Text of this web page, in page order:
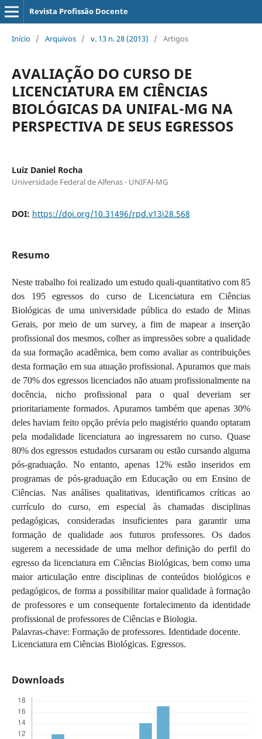
Revista Profissão Docente
Início / Arquivos / v. 13 n. 28 (2013) / Artigos
AVALIAÇÃO DO CURSO DE
LICENCIATURA EM CIÊNCIAS
BIOLÓGICAS DA UNIFAL-MG NA
PERSPECTIVA DE SEUS EGRESSOS
Luiz Daniel Rocha
Universidade Federal de Alfenas - UNIFAl-MG
DOI: https://doi.org/10.31496/rpd.v13i28.568
Resumo
Neste trabalho foi realizado um estudo quali-quantitativo com 85
dos 195 egressos do curso de Licenciatura em Ciências
Biológicas de uma universidade pública do estado de Minas
Gerais, por meio de um survey, a fim de mapear a inserção
profissional dos mesmos, colher as impressões sobre a qualidade
da sua formação acadêmica, bem como avaliar as contribuições
desta formação em sua atuação profissional. Apuramos que mais
de 70% dos egressos licenciados não atuam profissionalmente na
docência, nicho profissional para o qual deveriam ser
prioritariamente formados. Apuramos também que apenas 30%
deles haviam feito opção prévia pelo magistério quando optaram
pela modalidade licenciatura ao ingressarem no curso. Quase
80% dos egressos estudados cursaram ou estão cursando alguma
pós-graduação. No entanto, apenas 12% estão inseridos em
programas de pós-graduação em Educação ou em Ensino de
Ciências. Nas análises qualitativas, identificamos críticas ao
currículo do curso, em especial às chamadas disciplinas
pedagógicas, consideradas insuficientes para garantir uma
formação de qualidade aos futuros professores. Os dados
sugerem a necessidade de uma melhor definição do perfil do
egresso da licenciatura em Ciências Biológicas, bem como uma
maior articulação entre disciplinas de conteúdos biológicos e
pedagógicos, de forma a possibilitar maior qualidade à formação
de professores e um consequente fortalecimento da identidade
profissional de professores de Ciências e Biologia.
Palavras-chave: Formação de professores. Identidade docente.
Licenciatura em Ciências Biológicas. Egressos.
Downloads